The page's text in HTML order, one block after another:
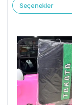
Seçenekler